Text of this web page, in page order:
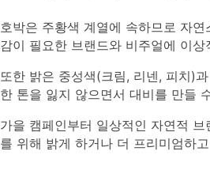
호박은 주황색 계열에 속하므로 자
감이 필요한 브랜드와 비주얼에 이상
또한 밝은 중성색(크림, 리넨, 피치)
한 톤을 잃지 않으면서 대비를 만들
가을 캠페인부터 일상적인 자연적
를 위해 밝게 하거나 더 프리미엄하